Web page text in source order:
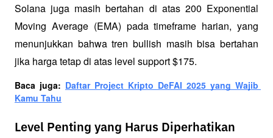
Solana juga masih bertahan di atas 200 Exponential
Moving Average (EMA) pada timeframe harian, yang
menunjukkan bahwa tren bullish masih bisa bertahan
jika harga tetap di atas level support $175.
Baca juga: Daftar Project Kripto DeFAI 2025 yang Wajib
Kamu Tahu
Level Penting yang Harus Diperhatikan